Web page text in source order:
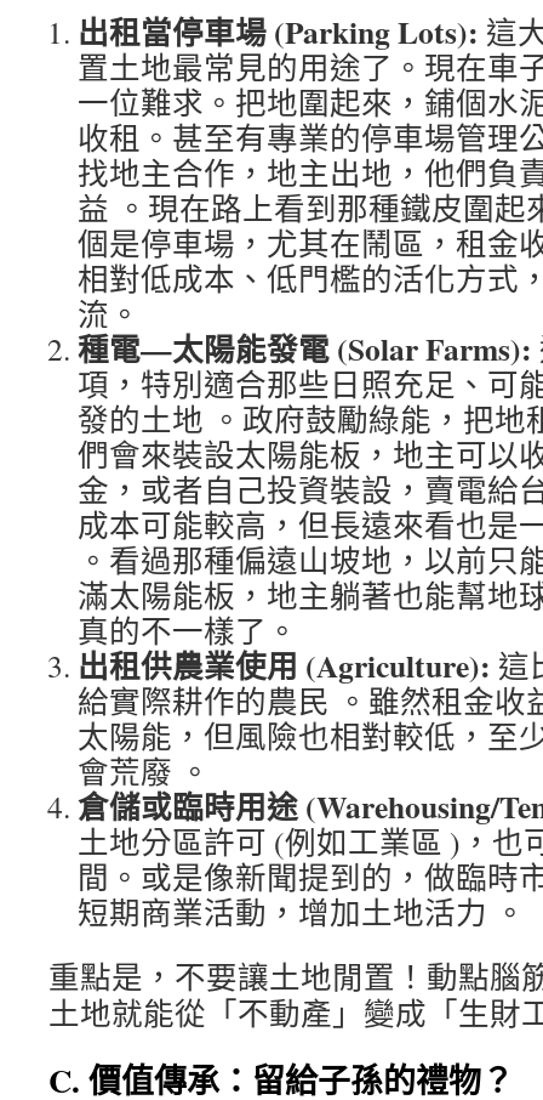
出租當停車場 (Parking Lots): 這
置土地最常見的用途了。現在車
一位難求。把地圍起來，鋪個水
收租。甚至有專業的停車場管理
找地主合作，地主出地，他們負
益 。現在路上看到那種鐵皮圍起
個是停車場，尤其在鬧區，租金
相對低成本、低門檻的活化方式
流。
種電—太陽能發電 (Solar Farms):
項，特別適合那些日照充足、可
發的土地 。政府鼓勵綠能，把地
們會來裝設太陽能板，地主可以
金，或者自己投資裝設，賣電給
成本可能較高，但長遠來看也是
。看過那種偏遠山坡地，以前只
滿太陽能板，地主躺著也能幫地
真的不一樣了。
出租供農業使用 (Agriculture): 這
給實際耕作的農民 。雖然租金收
太陽能，但風險也相對較低，至
會荒廢 。
倉儲或臨時用途 (Warehousing/
土地分區許可 (例如工業區 )，也
間。或是像新聞提到的，做臨時
短期商業活動，增加土地活力 。
重點是，不要讓土地閒置！動點腦
土地就能從「不動產」變成「生財
C. 價值傳承：留給子孫的禮物？